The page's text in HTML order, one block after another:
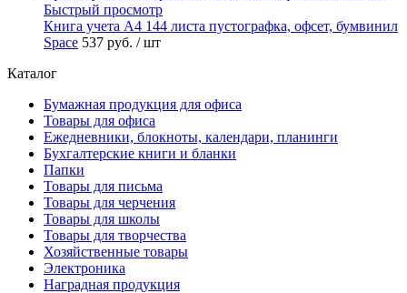
Быстрый просмотр
Книга учета А4 144 листа пустографка, офсет, бумвинил
Space 537 руб. / шт
Каталог
Бумажная продукция для офиса
Товары для офиса
Ежедневники, блокноты, календари, планинги
Бухгалтерские книги и бланки
Папки
Товары для письма
Товары для черчения
Товары для школы
Товары для творчества
Хозяйственные товары
Электроника
Наградная продукция